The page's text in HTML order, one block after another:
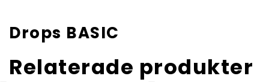
Drops BASIC
Relaterade produkter